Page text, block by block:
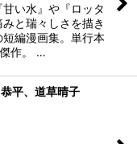
い水』や『ロッタ
と瑞々しさを描き
編漫画集。単行本
作。 …
平、道草晴子